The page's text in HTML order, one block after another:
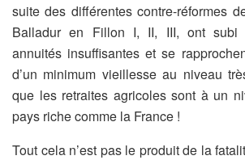
suite des différentes contre-réformes
Balladur en Fillon I, II, III, ont subi
annuités insuffisantes et se
d’un minimum vieillesse au niveau
que les retraites agricoles sont à un
pays riche comme la France !
Tout cela n’est pas le produit de la